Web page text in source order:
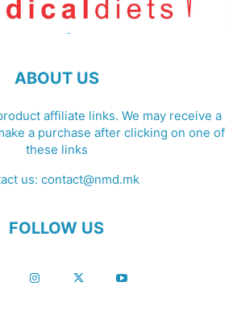
ABOUT US
affiliate links. We may receive a
a purchase after clicking on one of
these links
us: contact@nmd.mk
FOLLOW US